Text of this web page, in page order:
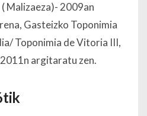
Malizaeza)- 2009an
Gasteizko Toponimia
Toponimia de Vitoria III,
argitaratu zen.